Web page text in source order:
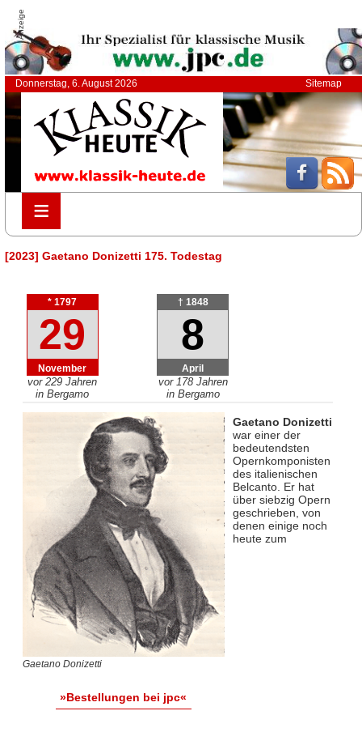
Anzeige
Donnerstag, 6. August 2026 Sitemap
≡
≡
[2023] Gaetano Donizetti 175. Todestag
* 1797
29
November
vor 229 Jahren
in Bergamo
† 1848
8
April
vor 178 Jahren
in Bergamo
Gaetano Donizetti
»Bestellungen bei jpc«
Gaetano Donizetti
war einer der
bedeutendsten
Opernkomponisten
des italienischen
Belcanto. Er hat
über siebzig Opern
geschrieben, von
denen einige noch
heute zum